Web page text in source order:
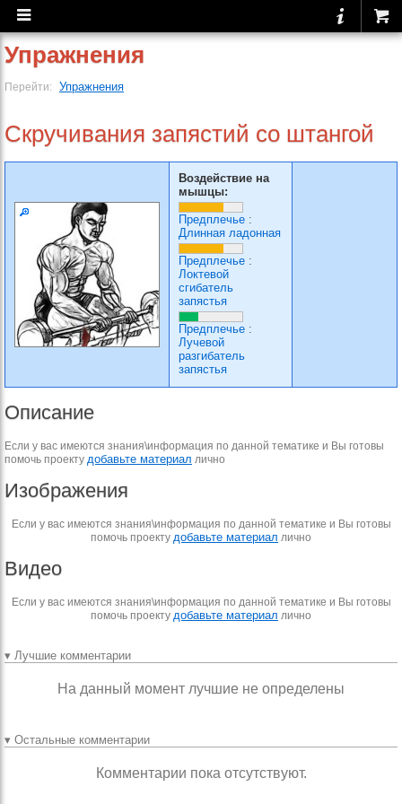
Упражнения
Перейти: Упражнения
Скручивания запястий со штангой
Воздействие на
мышцы:
Предплечье :
Длинная ладонная
Предплечье :
Локтевой
сгибатель
запястья
Предплечье :
Лучевой
разгибатель
запястья
Описание
Если у вас имеются знания\информация по данной тематике и Вы готовы
помочь проекту добавьте материал лично
Изображения
Если у вас имеются знания\информация по данной тематике и Вы готовы
помочь проекту добавьте материал лично
Видео
Если у вас имеются знания\информация по данной тематике и Вы готовы
помочь проекту добавьте материал лично
▾ Лучшие комментарии
На данный момент лучшие не определены
▾ Остальные комментарии
Комментарии пока отсутствуют.